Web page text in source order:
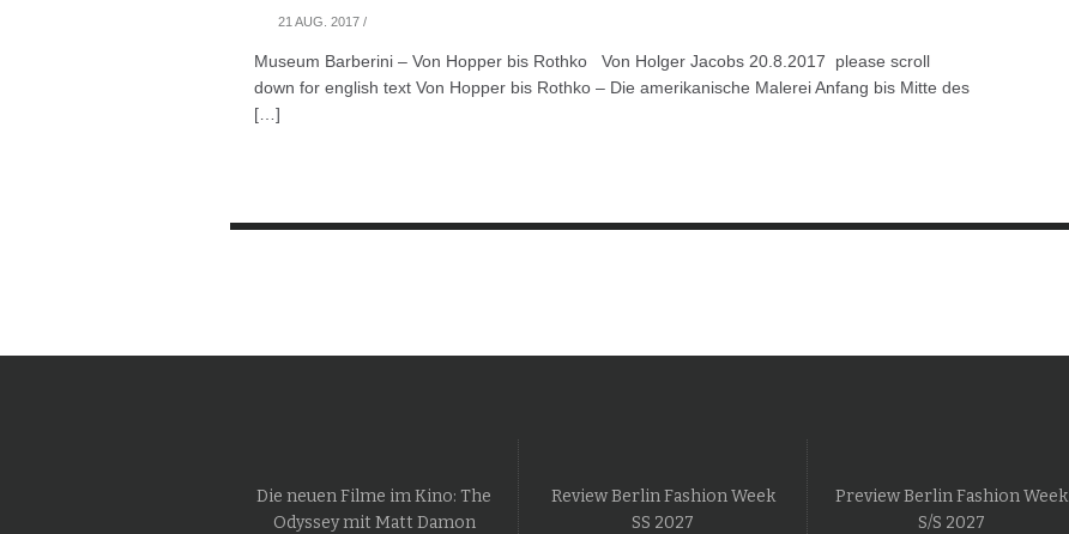
21 AUG. 2017 /
Museum Barberini – Von Hopper bis Rothko Von Holger Jacobs 20.8.2017 please scroll
down for english text Von Hopper bis Rothko – Die amerikanische Malerei Anfang bis Mitte des
[…]
Die neuen Filme im Kino: The
Odyssey mit Matt Damon
Review Berlin Fashion Week
SS 2027
Preview Berlin Fashion Week
S/S 2027